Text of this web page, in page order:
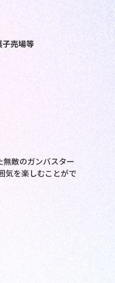
売場等
敵のガンバスター
気を楽しむことがで